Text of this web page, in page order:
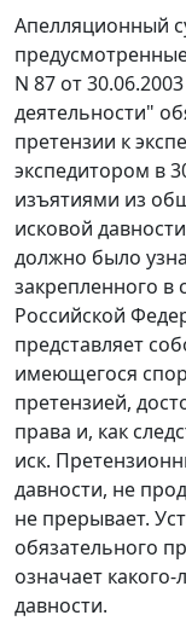
Апелляционный
N 87 от
деятельности"
претензии к
экспедитором в
изъятиями из
исковой
должно было
закрепленного в
Российской
представляет
имеющегося
претензией,
права и, как
иск.
давности, не
не прерывает.
обязательного
означает
давности.